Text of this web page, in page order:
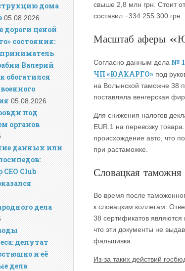
свыше 2,8 млн грн. Стоит
составил −334 255 300 грн.
Масштаб аферы
Согласно данным дела №
ЧП «ЮАКАРГО» под
на Волынской таможне 38
поставляла венгерская
Для снижения налогов
EUR.1 на перевозку
происхождение авто, что
при растаможке.
Словацкая
Во время после
к словацким коллегам.
38 сертификатов
что эти документы не
фальшивка.
Из-за таких действий
дома
05.08.2026
дороги ценой
состояния:
Валерий
обогатился
05.08.2026
под
органов
данных или
Club
дела
депутат
и её
дела